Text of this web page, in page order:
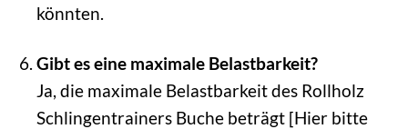
könnten.
Gibt es eine maximale Belastbarkeit?
Ja, die maximale Belastbarkeit des Rollholz
Schlingentrainers Buche beträgt [Hier bitte